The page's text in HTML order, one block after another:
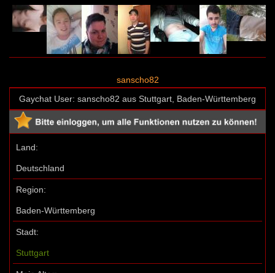
sanscho82
Gaychat User: sanscho82 aus Stuttgart, Baden-Württemberg
Land:
Deutschland
Region:
Baden-Württemberg
Stadt:
Stuttgart